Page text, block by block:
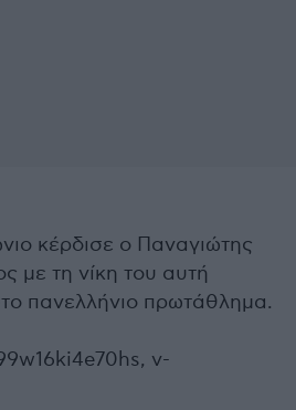
κέρδισε ο Παναγιώτης
με τη νίκη του αυτή
πανελλήνιο πρωτάθλημα.
v-